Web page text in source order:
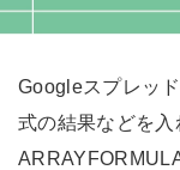
Googleスプレッ
式の結果などを